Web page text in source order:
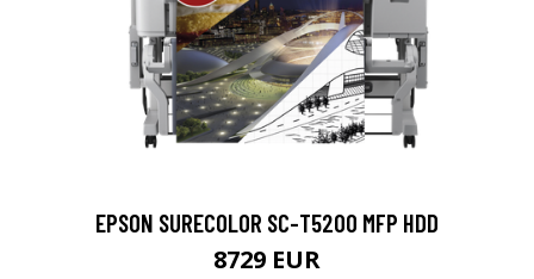
EPSON SURECOLOR SC-T5200 MFP HDD
8729 EUR